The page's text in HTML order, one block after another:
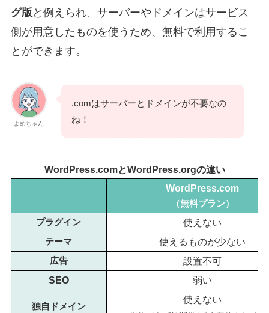
グ版 と例えられ、サーバーやドメインはサービス
側が用意したものを使うため、無料で利用するこ
とができます。
よめちゃん
.comはサーバーとドメインが不要なの
ね！
WordPress.comとWordPress.orgの違い
WordPress.com
（無料プラン）
プラグイン
使えない
テーマ 使えるものが少ない
広告
設置不可
SEO
弱い
独自ドメイン
使えない